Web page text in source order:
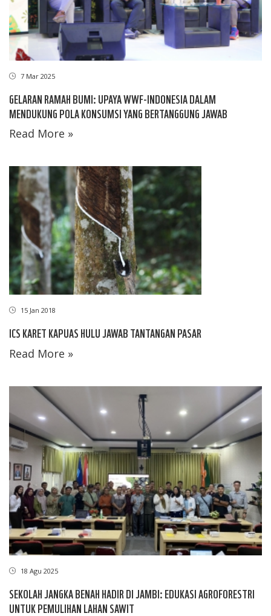
7 Mar 2025
GELARAN RAMAH BUMI: UPAYA WWF-INDONESIA DALAM
MENDUKUNG POLA KONSUMSI YANG BERTANGGUNG JAWAB
Read More »
15 Jan 2018
ICS KARET KAPUAS HULU JAWAB TANTANGAN PASAR
Read More »
18 Agu 2025
SEKOLAH JANGKA BENAH HADIR DI JAMBI: EDUKASI AGROFORESTRI
UNTUK PEMULIHAN LAHAN SAWIT